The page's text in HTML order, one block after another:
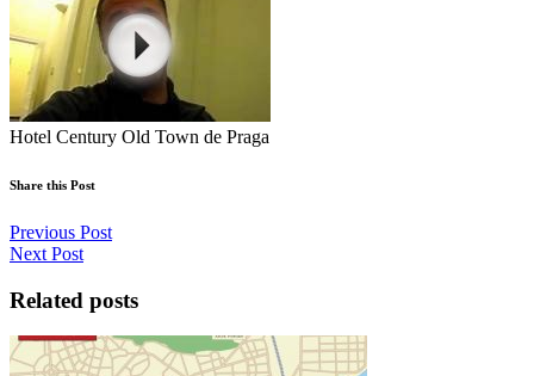
Hotel Century Old Town de Praga
Share this Post
Previous Post
Next Post
Related posts